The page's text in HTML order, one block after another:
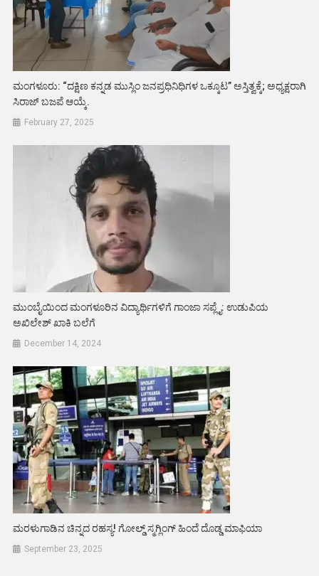
ಮಂಗಳೂರು: “ದಕ್ಷಿಣ ಕನ್ನಡ ಮುಸ್ಲಿಂ ಜನಪ್ರಧಿನಿಧಿಗಳ ಒಕ್ಕೂಟ” ಅಸ್ತಿತ್ವಕ್ಕೆ; ಅಧ್ಯಕ್ಷರಾಗಿ
ಸಿರಾಜ್ ಬಜಪೆ ಆಯ್ಕೆ.
February 27, 2025
ಮುಂಬೈಯಿಂದ ಮಂಗಳೂರಿನ ವಿದ್ಯಾರ್ಥಿಗಳಿಗೆ ಗಾಂಜಾ ಸಪ್ಲೈ: ಉಡುಪಿಯ
ಅಖಿಲೇಶ್ ಖಾಕಿ ಬಲೆಗೆ
December 14, 2024
ಮರಳುಗಾಡಿನ ಚಿನ್ನದ ರಹಸ್ಯ! ಗೋಲ್ಡ್ ಸ್ಮಗ್ಲಿಂಗ್ ಹಿಂದೆ ದೊಡ್ಡ ಮಾಫಿಯಾ
September 23, 2025